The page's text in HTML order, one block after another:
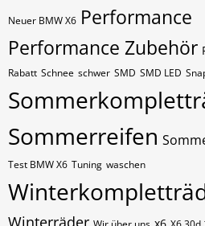
Neuer BMW X6 Performance
Performance Zubehör
Rabatt Schnee schwer SMD SMD LED
Sommerreifen
Test BMW X6 Tuning waschen
Winterräder